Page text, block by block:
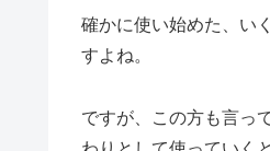
確かに使い始めた、い
すよね。
ですが、この方も言っ